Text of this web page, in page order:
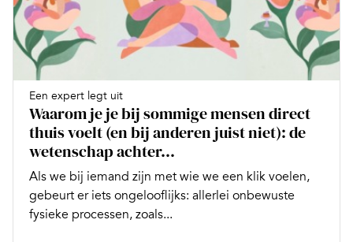
Een expert legt uit
Waarom je je bij sommige mensen direct
thuis voelt (en bij anderen juist niet): de
wetenschap achter...
Als we bij iemand zijn met wie we een klik voelen,
gebeurt er iets ongelooflijks: allerlei onbewuste
fysieke processen, zoals...